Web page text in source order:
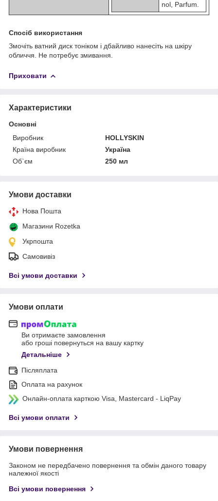
nol, Parfum.
Спосіб використання
Змочіть ватний диск тоніком і дбайливо нанесіть на шкіру
обличчя. Не потребує змивання.
Приховати
Характеристики
Основні
Виробник
HOLLYSKIN
Країна виробник
Україна
Об`єм
250 мл
Умови доставки
Нова Пошта
Магазини Rozetka
Укрпошта
Самовивіз
Всі умови доставки
Умови оплати
Ви отримаєте замовлення
або гроші повернуться на вашу картку
Детальніше
Післяплата
Оплата на рахунок
Онлайн-оплата карткою Visa, Mastercard - LiqPay
Всі умови оплати
Умови повернення
Законом не передбачено повернення та обмін даного товару
належної якості
Всі умови повернення